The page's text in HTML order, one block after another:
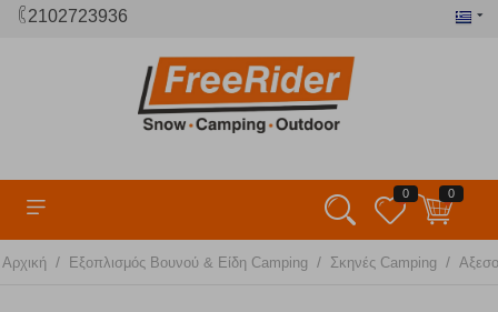
2102723936
0 0
Αρχική / Εξοπλισμός Βουνού & Είδη Camping / Σκηνές Camping /